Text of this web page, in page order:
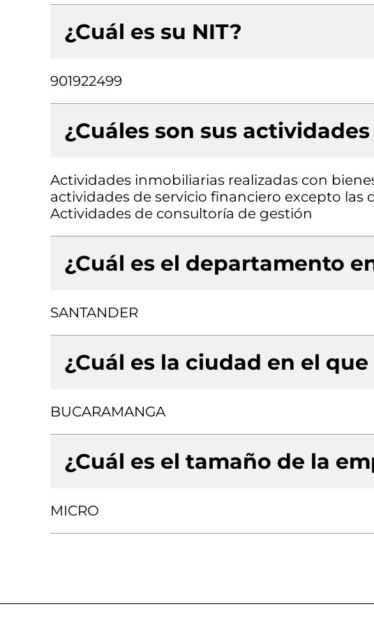
¿Cuál es su NIT?
901922499
¿Cuáles son sus
Actividades inmobiliarias realizadas con
actividades de servicio financiero excepto las
Actividades de consultoría de gestión
¿Cuál es el departamento
SANTANDER
¿Cuál es la ciudad en el
BUCARAMANGA
¿Cuál es el tamaño de la
MICRO